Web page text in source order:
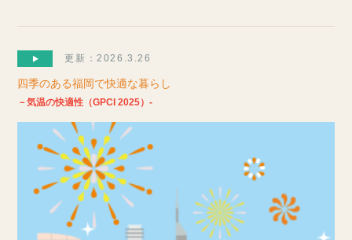
更新：2026.3.26
四季のある福岡で快適な暮らし
－気温の快適性（GPCI 2025）-